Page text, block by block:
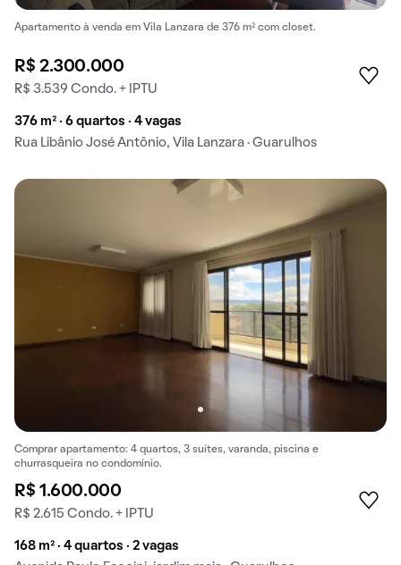
Apartamento à venda em Vila Lanzara de 376 m² com closet.
R$ 2.300.000
R$ 3.539 Condo. + IPTU
376 m² · 6 quartos · 4 vagas
Rua Libânio José Antônio, Vila Lanzara · Guarulhos
Comprar apartamento: 4 quartos, 3 suítes, varanda, piscina e
churrasqueira no condomínio.
R$ 1.600.000
R$ 2.615 Condo. + IPTU
168 m² · 4 quartos · 2 vagas